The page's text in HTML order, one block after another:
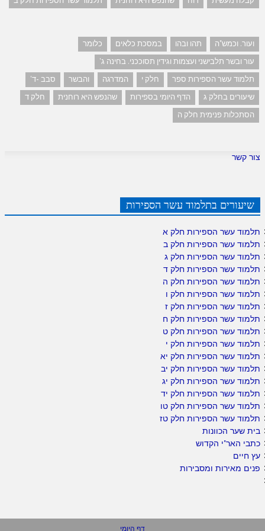
ועור. וכמש"ה תהו ובהו במסכת כלאים
כלומר
עור ובשר תלבישני ועצמות וגידין תסוככני. בחינה ג'
תלמוד עשר הספירות ספר
חלק י המדרגה והבשר
סבב -ד'
שיעורים בחלק ג
הדף היומי בספירות שהנפש היא רוחנית
חלק ד
הסתכלות פנימית חלק ה
צור קשר
שיעורים בתלמוד עשר הספירות
תלמוד עשר הספירות חלק א
תלמוד עשר הספירות חלק ב
תלמוד עשר הספירות חלק ג
תלמוד עשר הספירות חלק ד
תלמוד עשר הספירות חלק ה
תלמוד עשר הספירות חלק ו
תלמוד עשר הספירות חלק ז
תלמוד עשר הספירות חלק ח
תלמוד עשר הספירות חלק ט
תלמוד עשר הספירות חלק י
תלמוד עשר הספירות חלק יא
תלמוד עשר הספירות חלק יב
תלמוד עשר הספירות חלק יג
תלמוד עשר הספירות חלק יד
תלמוד עשר הספירות חלק טו
תלמוד עשר הספירות חלק טז
בית שער הכוונות
כתבי האר"י הקדוש
עץ חיים
פנים מאירות ומסבירות
דף היומי